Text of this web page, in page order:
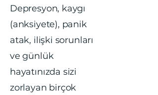
Depresyon, kaygı
(anksiyete), panik
atak, ilişki sorunları
ve günlük
hayatınızda sizi
zorlayan birçok